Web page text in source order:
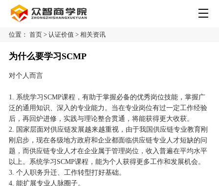
位置： 首页> 认证价值 > 相关资讯
为什么要学习SCMP
对个人而言
1. 系统学习SCMP课程，有助于掌握必备的优秀岗位技能，掌握广
泛的通用知识、深入的专业能力。当在专业岗位有过一定工作经验
后，再回炉进修，实践与理论整合贯通，将能获得更大收获。
2. 国家层面对供应链发展越来越重视，由于我国供应链专业教育刚
刚启步，现在各级地方政府和企业都面临供应链专业人才短缺的问
题，而供应链专业人才在企业属于管理岗位，收入普遍在平均水平
以上。系统学习SCMP课程，能为个人获得更多工作和发展机会。
3. 个人职务升迁、工作转型打好基础。
4. 能扩展专业人脉圈子。